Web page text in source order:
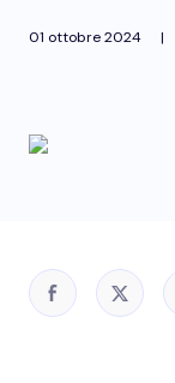
01 ottobre 2024 |